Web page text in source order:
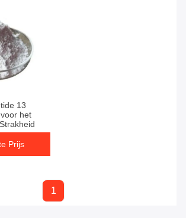
13
het
Prijs
1